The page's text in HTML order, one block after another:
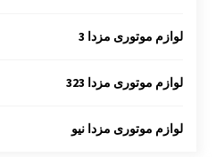
لوازم موتوری مزدا 3
لوازم موتوری مزدا 323
لوازم موتوری مزدا نیو